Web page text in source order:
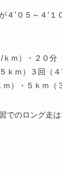
’０５～４’１
ｋｍ）・２０分
ｋｍ）３回（４
ｍ）・５ｋｍ（
でのロング走は